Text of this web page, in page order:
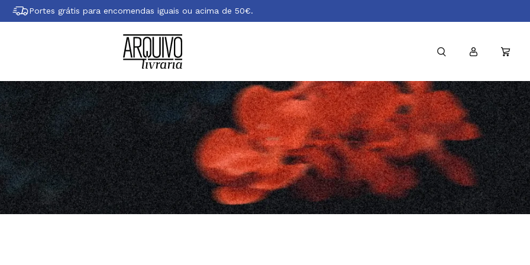
Portes grátis para encomendas iguais ou acima de 50€.